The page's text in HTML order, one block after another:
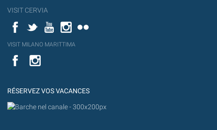
VISIT CERVIA
FacebookTwitterYouTubeInstagram
YouT
VISIT MILANO MARITTIMA
Flick
VISIT
MILANO
YouTube
RÉSERVEZ VOS VACANCES